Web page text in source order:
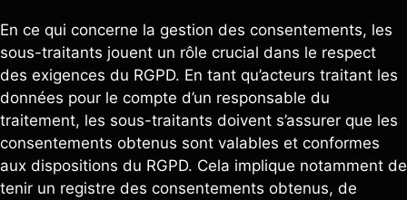
En ce qui concerne la gestion des consentements, les
sous-traitants jouent un rôle crucial dans le respect
des exigences du RGPD. En tant qu’acteurs traitant les
données pour le compte d’un responsable du
traitement, les sous-traitants doivent s’assurer que les
consentements obtenus sont valables et conformes
aux dispositions du RGPD. Cela implique notamment de
tenir un registre des consentements obtenus, de